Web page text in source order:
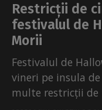
Restricții de
festivalul de
Morii
Festivalul de
vineri pe insula
multe restricții de